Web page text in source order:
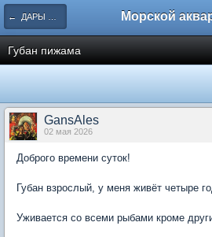
← ДАРЫ МОРЯ
Губан пижама
GansAles
02 мая 2026
Доброго времени суток!
Губан взрослый, у меня живёт четыре
Уживается со всеми рыбами кроме